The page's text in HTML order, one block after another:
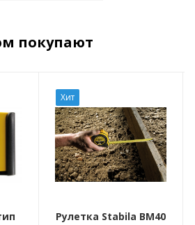
покупают
Хит
Рулетка Stabila BM40